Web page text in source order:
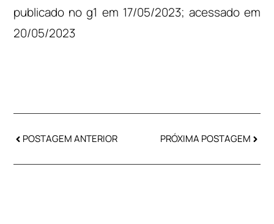
publicado no g1 em 17/05/2023; acessado em
20/05/2023
POSTAGEM ANTERIOR PRÓXIMA POSTAGEM